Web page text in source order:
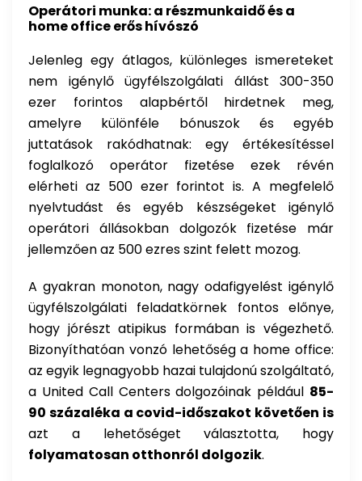
Operátori munka: a részmunkaidő és a
home office erős hívószó
Jelenleg egy átlagos, különleges ismereteket
nem igénylő ügyfélszolgálati állást 300-350
ezer forintos alapbértől hirdetnek meg,
amelyre különféle bónuszok és egyéb
juttatások rakódhatnak: egy értékesítéssel
foglalkozó operátor fizetése ezek révén
elérheti az 500 ezer forintot is. A megfelelő
nyelvtudást és egyéb készségeket igénylő
operátori állásokban dolgozók fizetése már
jellemzően az 500 ezres szint felett mozog.
A gyakran monoton, nagy odafigyelést igénylő
ügyfélszolgálati feladatkörnek fontos előnye,
hogy jórészt atipikus formában is végezhető.
Bizonyíthatóan vonzó lehetőség a home office:
az egyik legnagyobb hazai tulajdonú szolgáltató,
a United Call Centers dolgozóinak például 85-
90 százaléka a covid-időszakot követően is
azt a lehetőséget választotta, hogy
folyamatosan otthonról dolgozik.